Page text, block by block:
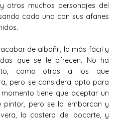
otros muchos personajes del
cada uno con sus afanes
de albañil, la más fácil y
que se le ofrecen. No ha
como otros a los que
pero se considera apto para
tiene que aceptar un
pintor, pero se la embarcan y
la costera del bocarte, y